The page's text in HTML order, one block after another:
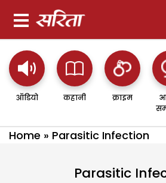
ऑडियो कहानी क्राइम
Home » Parasitic Infection
Parasitic